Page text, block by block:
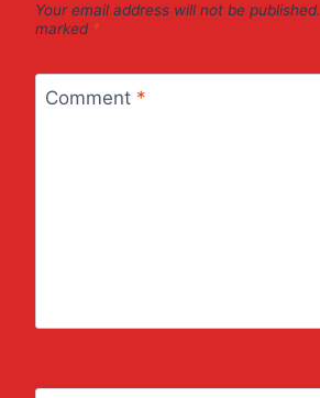
Your email address will not be published.
marked *
Comment *